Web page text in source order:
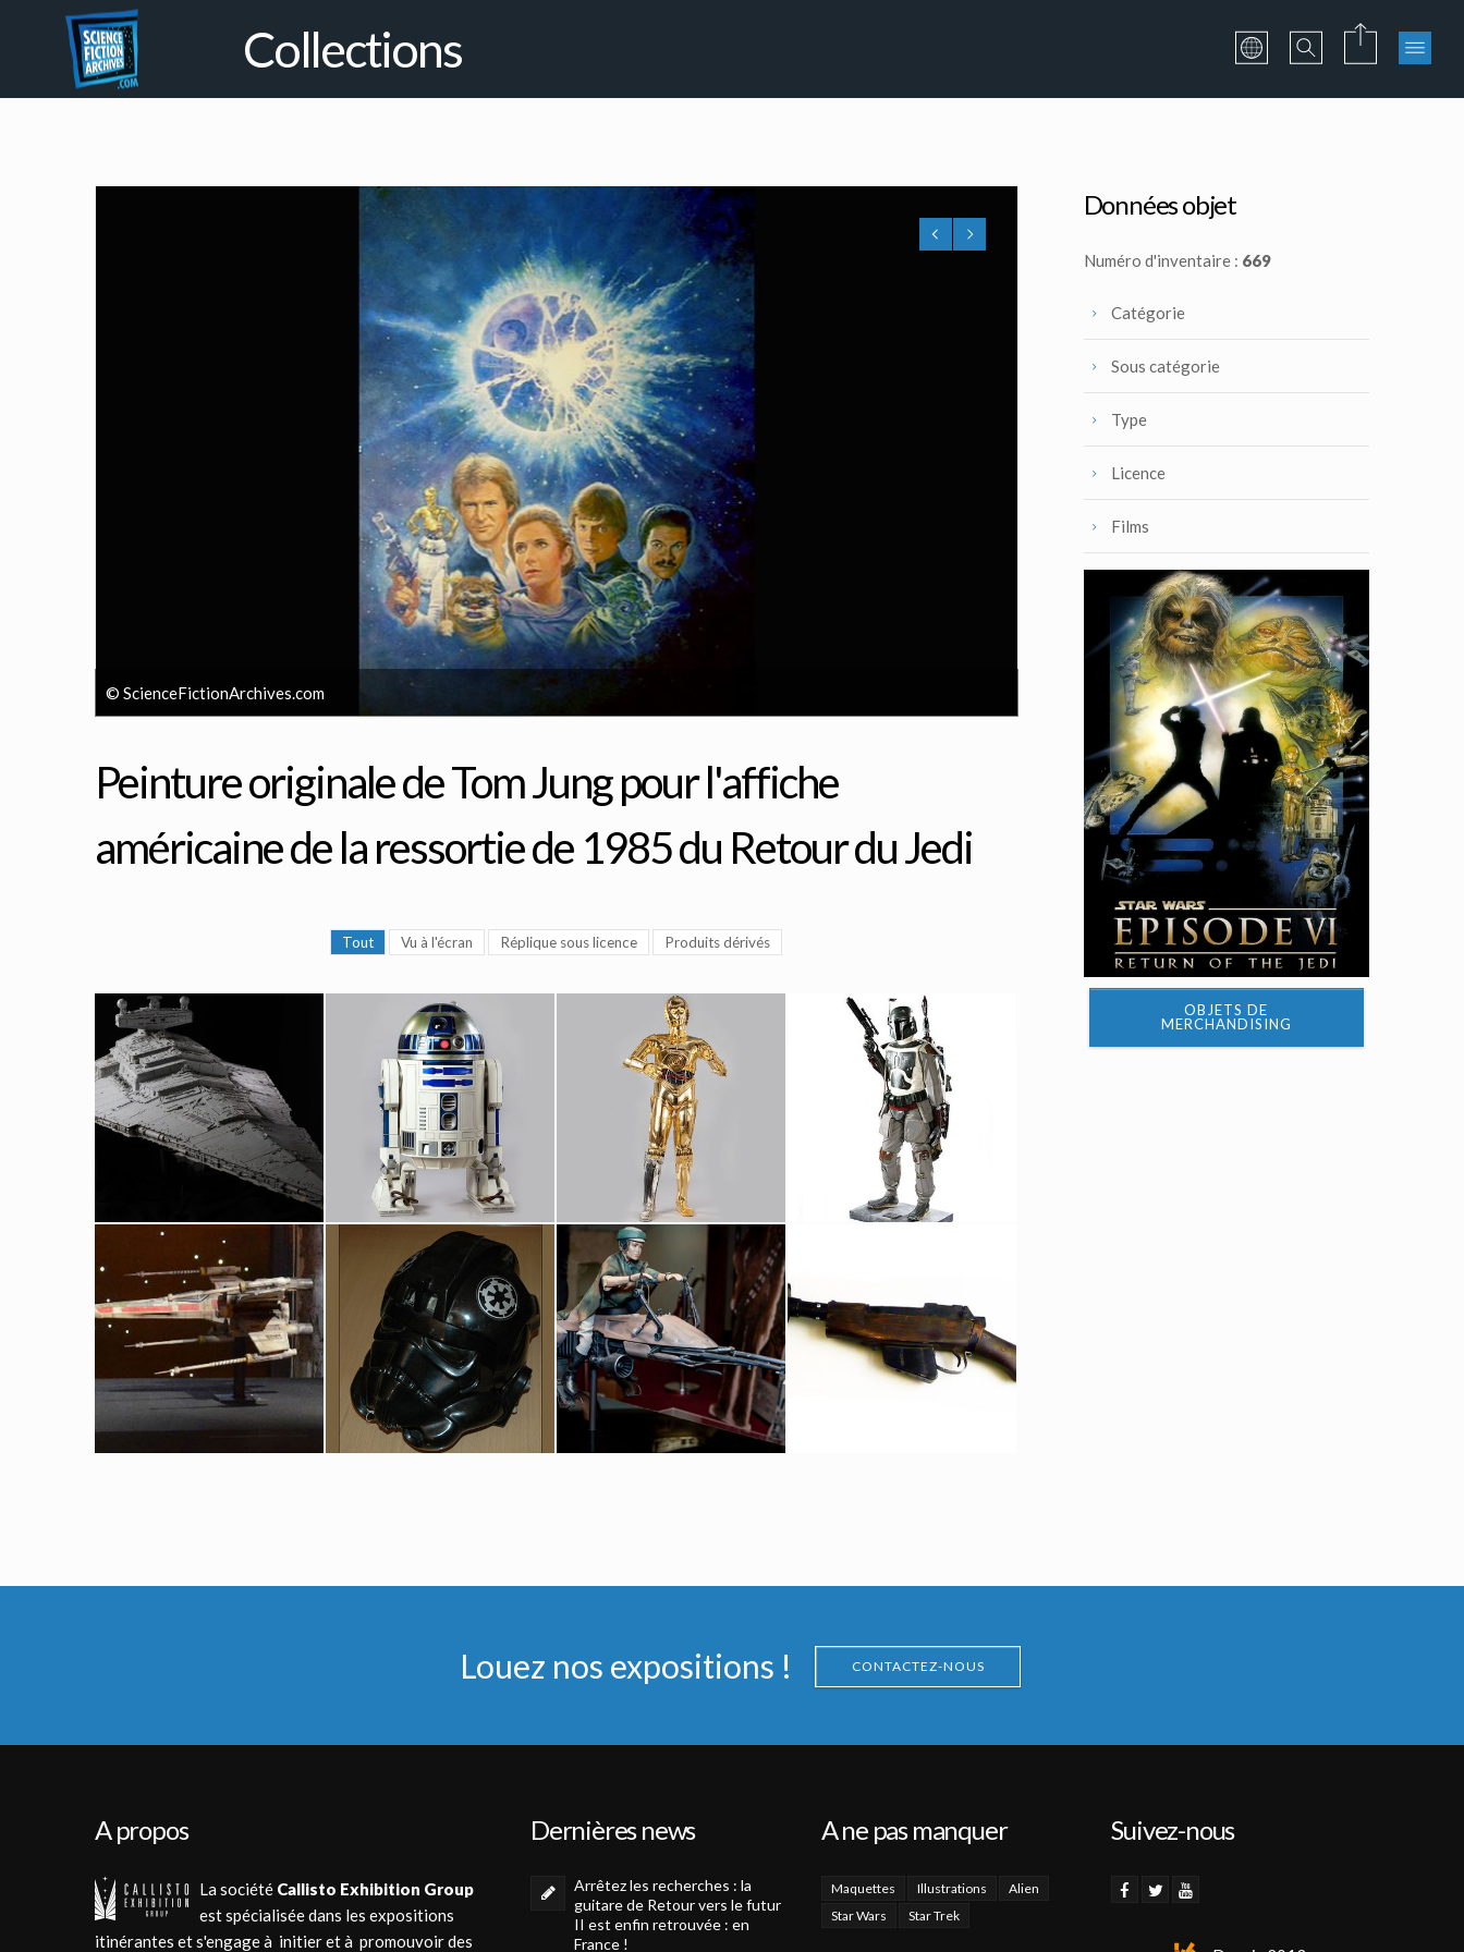
Collections
© ScienceFictionArchives.com
Peinture originale de Tom Jung pour l'affiche
américaine de la ressortie de 1985 du Retour du Jedi
Tout Vu à l'écran Réplique sous licence Produits dérivés
Maquette originale d'un Star Destroyer construite par Magicam
Vu à l'écran
Droïde R2-D2 Original
Vu à l'écran
Droïde de Protocole C-3PO
Réplique sous licence
Boba Fett Taille Réelle
Produits dérivés
Données objet
Numéro d'inventaire : 669
Catégorie
Sous catégorie
Type
Licence
Films
OBJETS DE
MERCHANDISING
Louez nos expositions ! CONTACTEZ-NOUS
A propos
La société Callisto Exhibition Group
est spécialisée dans les expositions
itinérantes et s'engage à initier et à promouvoir des
Dernières news
Arrêtez les recherches : la
guitare de Retour vers le futur
II est enfin retrouvée : en
France !
A ne pas manquer
Maquettes Illustrations
Alien
Star Wars
Star Trek
Suivez-nous